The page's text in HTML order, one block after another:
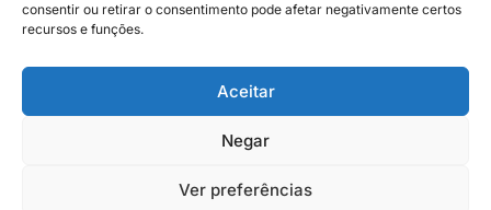
consentir ou retirar o consentimento pode afetar negativamente certos
recursos e funções.
Aceitar
Negar
Ver preferências
Facebook
Instagram
TwitterYoutube
contato
Privacidade
–
Jornal
de
Janeiro
cookiescookiescookies
e
–
Copyright © 2023 . Todos os direitos reservados. Webmaster
By Total Pro Designer.